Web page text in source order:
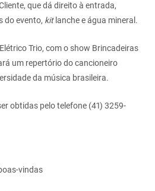
que dá direito à entrada,
do evento, kit lanche e água mineral.
Trio, com o show Brincadeiras
um repertório do cancioneiro
da música brasileira.
obtidas pelo telefone (41) 3259-
vindas